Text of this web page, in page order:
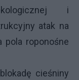
i
atak na
pola roponośne
cieśniny